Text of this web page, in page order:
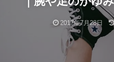
2017年7月28日